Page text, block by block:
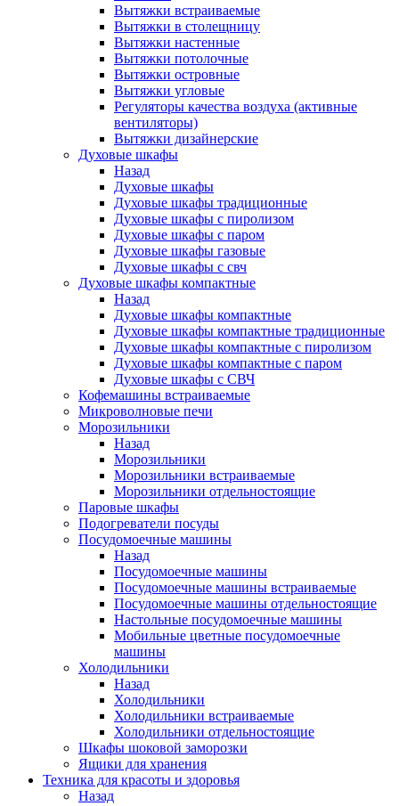
Вытяжки встраиваемые
Вытяжки в столещницу
Вытяжки настенные
Вытяжки потолочные
Вытяжки островные
Вытяжки угловые
Регуляторы качества воздуха (активные
вентиляторы)
Вытяжки дизайнерские
Духовые шкафы
Назад
Духовые шкафы
Духовые шкафы традиционные
Духовые шкафы с пиролизом
Духовые шкафы с паром
Духовые шкафы газовые
Духовые шкафы с свч
Духовые шкафы компактные
Назад
Духовые шкафы компактные
Духовые шкафы компактные традиционные
Духовые шкафы компактные с пиролизом
Духовые шкафы компактные с паром
Духовые шкафы с СВЧ
Кофемашины встраиваемые
Микроволновые печи
Морозильники
Назад
Морозильники
Морозильники встраиваемые
Морозильники отдельностоящие
Паровые шкафы
Подогреватели посуды
Посудомоечные машины
Назад
Посудомоечные машины
Посудомоечные машины встраиваемые
Посудомоечные машины отдельностоящие
Настольные посудомоечные машины
Мобильные цветные посудомоечные
машины
Холодильники
Назад
Холодильники
Холодильники встраиваемые
Холодильники отдельностоящие
Шкафы шоковой заморозки
Ящики для хранения
Техника для красоты и здоровья
Назад